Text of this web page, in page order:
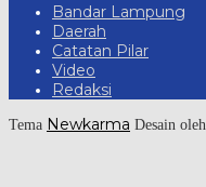
Bandar Lampung
Daerah
Catatan Pilar
Video
Redaksi
Tema Newkarma Desain oleh